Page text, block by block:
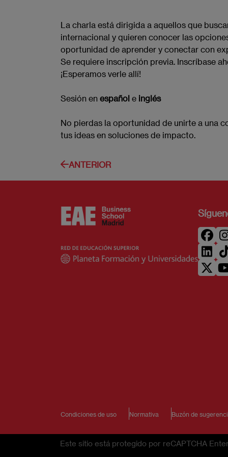
La charla está dirigida a aquellos que
internacional y quieren conocer las
oportunidad de aprender y conectar con
Se requiere inscripción previa. Inscríbase
¡Esperamos verle allí!
Sesión en español e inglés
No pierdas la oportunidad de unirte a una
tus ideas en soluciones de impacto.
ANTERIOR
Condiciones de uso Normativa Buzón de
Este sitio está protegido por reCAPTCHA